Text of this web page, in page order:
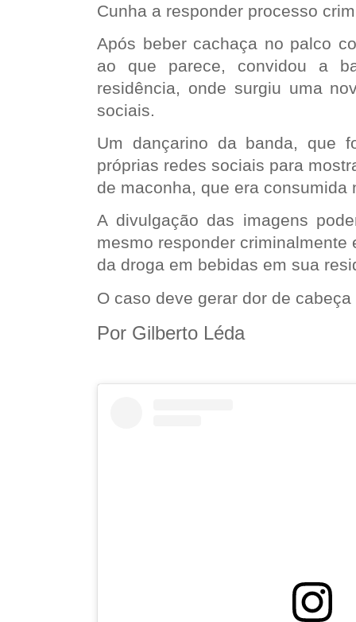
Cunha a responder processo
Após beber cachaça no palco
ao que parece, convidou a
residência, onde surgiu uma
sociais.
Um dançarino da banda, que
próprias redes sociais para
de maconha, que era consumida
A divulgação das imagens
mesmo responder criminalmente
da droga em bebidas em sua
O caso deve gerar dor de
Por Gilberto Léda